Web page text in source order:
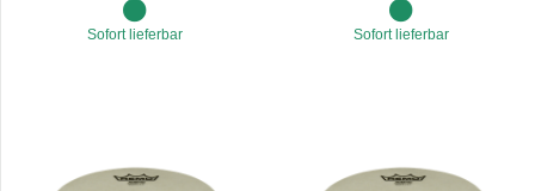
Sofort lieferbar Sofort lieferbar